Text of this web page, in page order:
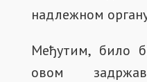
надлежном
Међутим, било
овом